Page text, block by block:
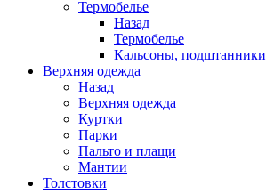
Термобелье
Назад
Термобелье
Кальсоны, подштанники
Верхняя одежда
Назад
Верхняя одежда
Куртки
Парки
Пальто и плащи
Мантии
Толстовки